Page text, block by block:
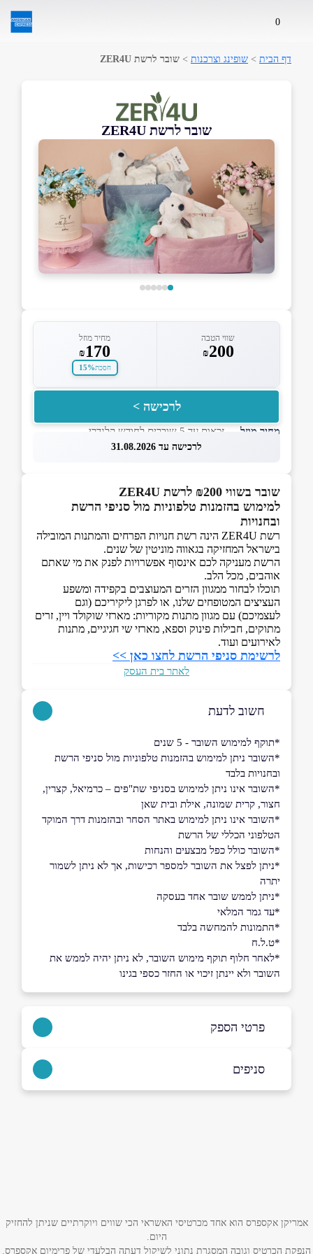
0
דף הבית > שופינג וצרכנות > שובר לרשת ZER4U
שובר לרשת ZER4U
שווי הטבה
₪200
מחיר מוזל
₪ 170
חסכת15%
לרכישה >
מחיר מוזל— זכאות עד 5 שוברים לחודש קלנדרי
לרכישה עד 31.08.2026
שובר בשווי ₪200 לרשת ZER4U
למימוש בהזמנות טלפוניות מול סניפי הרשת
ובחנויות
רשת ZER4U הינה רשת חנויות הפרחים והמתנות המובילה
בישראל המחזיקה בגאווה מוניטין של שנים.
הרשת מעניקה לכם אינסוף אפשרויות לפנק את מי שאתם
אוהבים, מכל הלב.
תוכלו לבחור ממגוון הזרים המעוצבים בקפידה ומשפע
העציצים המטופחים שלנו, או לפרגן ליקיריכם (וגם
לעצמיכם) עם מגוון מתנות מקוריות: מארזי שוקולד ויין, זרים
מתוקים, חבילות פינוק וספא, מארזי שי חגיגיים, מתנות
לאירועים ועוד.
לרשימת סניפי הרשת לחצו כאן >>
לאתר בית העסק
חשוב לדעת
*תוקף למימוש השובר - 5 שנים
*השובר ניתן למימוש בהזמנות טלפוניות מול סניפי הרשת
ובחנויות בלבד
*השובר אינו ניתן למימוש בסניפי שת"פים – כרמיאל, קצרין,
חצור, קרית שמונה, אילת ובית שאן
*השובר אינו ניתן למימוש באתר הסחר ובהזמנות דרך המוקד
הטלפוני הכללי של הרשת
*השובר כולל כפל מבצעים והנחות
*ניתן לפצל את השובר למספר רכישות, אך לא ניתן לשמור
יתרה
*ניתן לממש שובר אחד בעסקה
*עד גמר המלאי
*התמונות להמחשה בלבד
*ט.ל.ח
*לאחר חלוף תוקף מימוש השובר, לא ניתן יהיה לממש את
השובר ולא יינתן זיכוי או החזר כספי בגינו
פרטי הספק
באתר בפייסבוק באינסטגרם ביוטיוב
אימייל*
סניפים
גולדה מאיר 1
אמריקן אקספרס הוא אחד מכרטיסי האשראי הכי שווים ויוקרתיים שניתן להחזיק
היום.
הנפקת הכרטיס וגובה המסגרת נתוני לשיקול דעתה הבלעדי של פרימיום אקספרס.